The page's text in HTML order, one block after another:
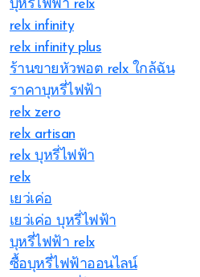
บุหรี่ไฟฟ้า relx
relx infinity
relx infinity plus
ร้านขายหัวพอต relx ใกล้ฉัน
ราคาบุหรี่ไฟฟ้า
relx zero
relx artisan
relx บุหรี่ไฟฟ้า
relx
เยว่เค่อ
เยว่เค่อ บุหรี่ไฟฟ้า
บุหรี่ไฟฟ้า relx
ซื้อบุหรี่ไฟฟ้าออนไลน์